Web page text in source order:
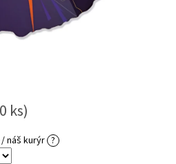
ks)
/ náš kurýr ?